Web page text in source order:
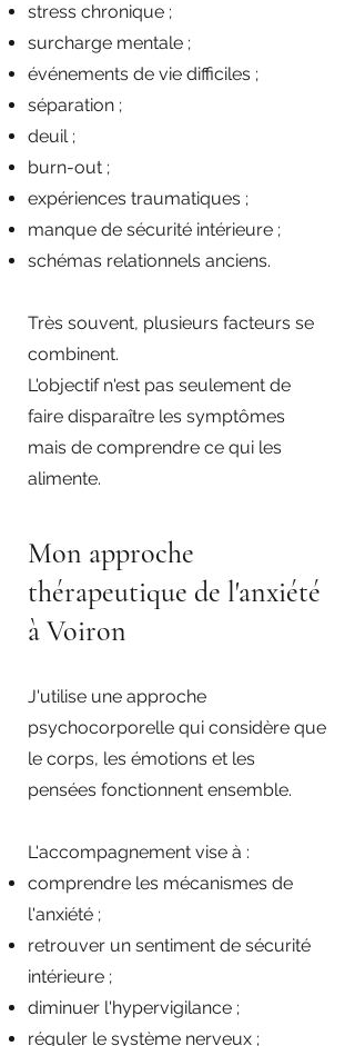
stress chronique ;
surcharge mentale ;
événements de vie difficiles ;
séparation ;
deuil ;
burn-out ;
expériences traumatiques ;
manque de sécurité intérieure ;
schémas relationnels anciens.
Très souvent, plusieurs facteurs se
combinent.
L'objectif n'est pas seulement de
faire disparaître les symptômes
mais de comprendre ce qui les
alimente.
Mon approche
thérapeutique de l'anxiété
à Voiron
J'utilise une approche
psychocorporelle qui considère que
le corps, les émotions et les
pensées fonctionnent ensemble.
L'accompagnement vise à :
comprendre les mécanismes de
l'anxiété ;
retrouver un sentiment de sécurité
intérieure ;
diminuer l'hypervigilance ;
réguler le système nerveux ;